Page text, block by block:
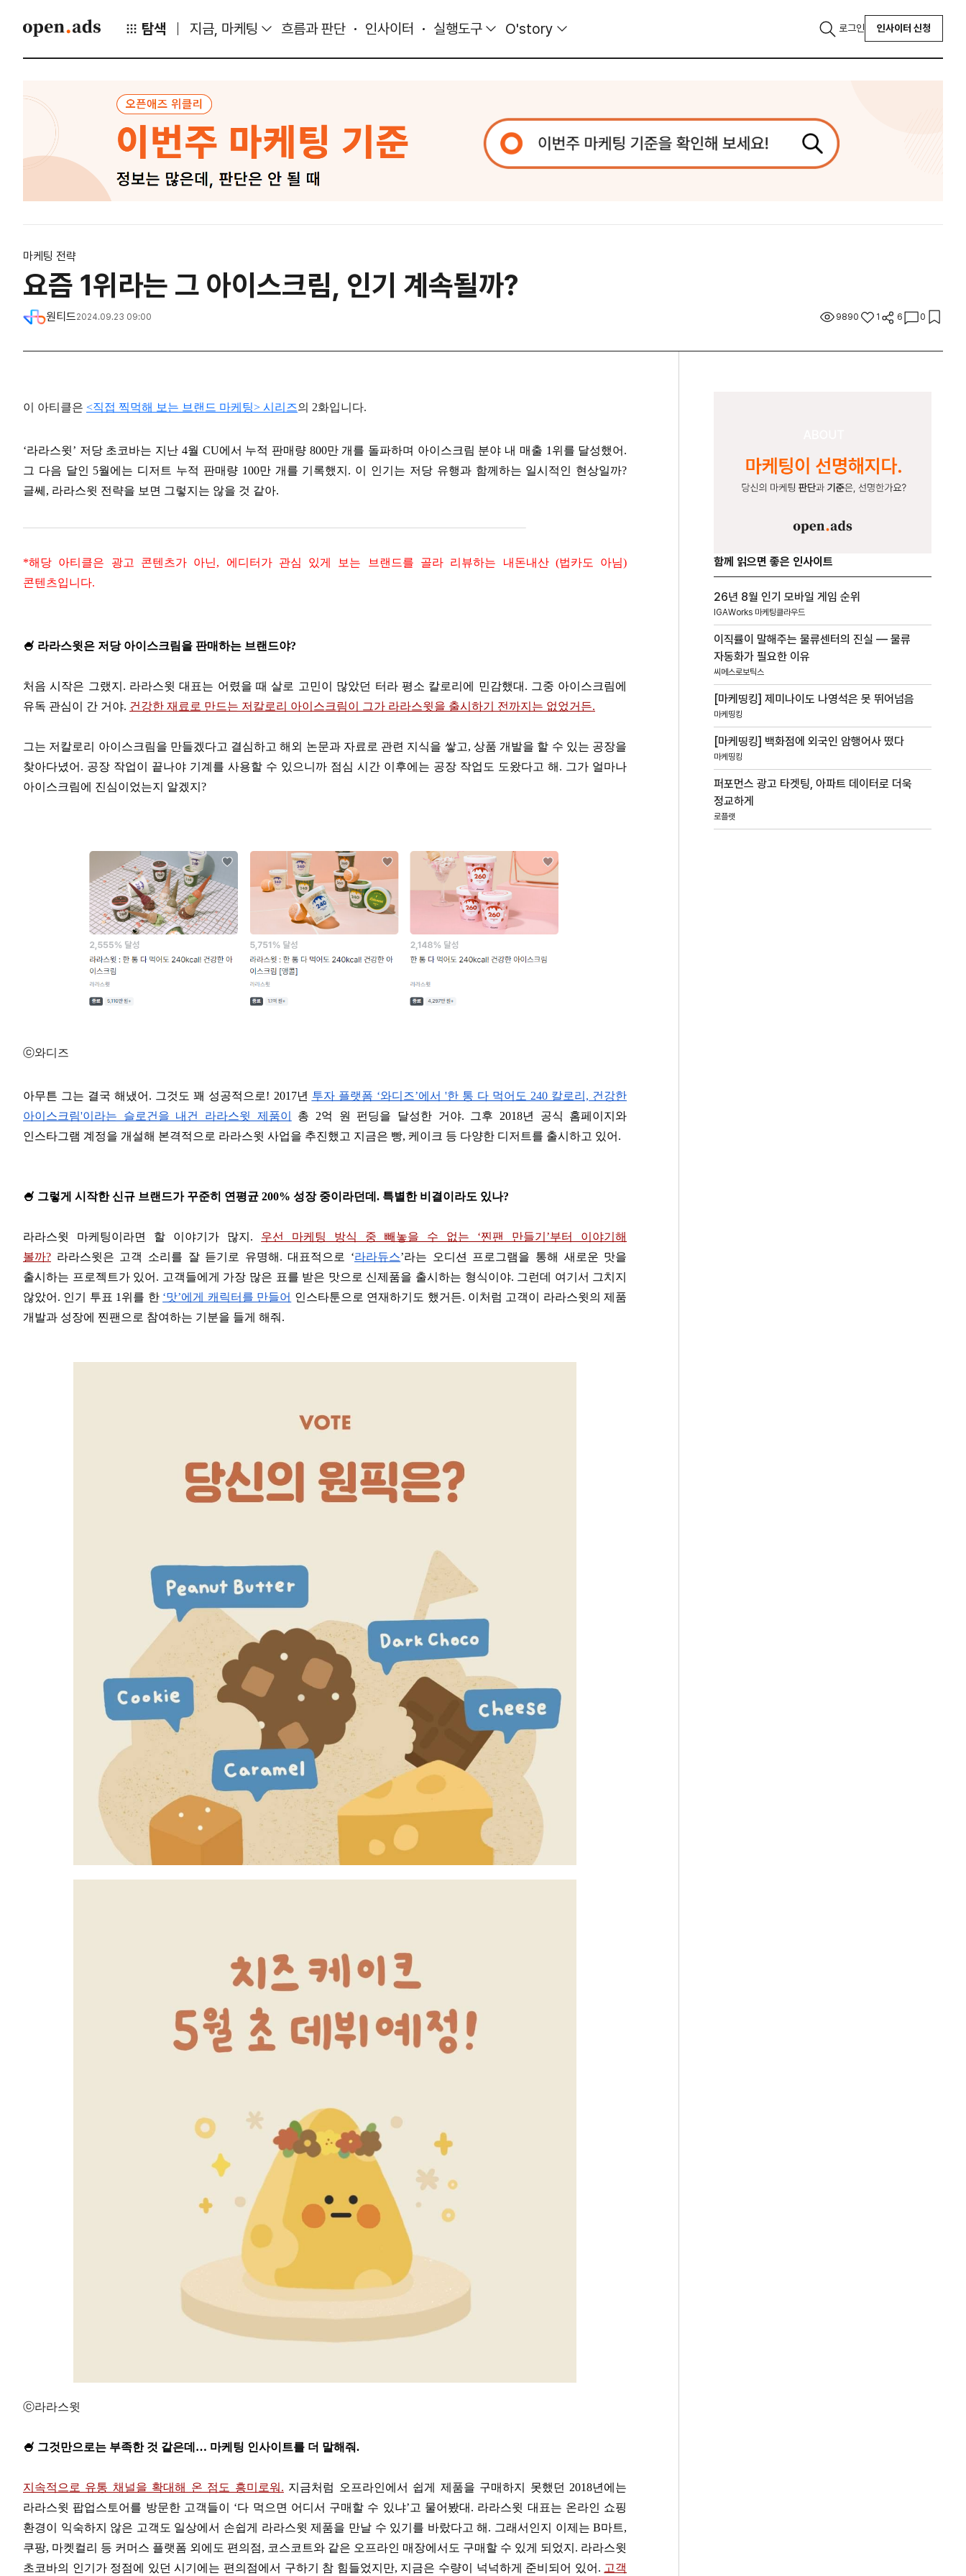
탐색 지금, 마케팅 흐름과 판단 인사이터 실행도구 O'story 로그인 인사이터 신청
마케팅 전략
요즘 1위라는 그 아이스크림, 인기 계속될까?
원티드2024.09.23 09:00 9890 1 6 0
이 아티클은 <직접 찍먹해 보는 브랜드 마케팅> 시리즈의 2화입니다.
‘라라스윗’ 저당 초코바는 지난 4월 CU에서 누적 판매량 800만 개를 돌파하며 아이스크림 분야 내 매출 1위를 달성했어.
그 다음 달인 5월에는 디저트 누적 판매량 100만 개를 기록했지. 이 인기는 저당 유행과 함께하는 일시적인 현상일까?
글쎄, 라라스윗 전략을 보면 그렇지는 않을 것 같아.
*해당 아티클은 광고 콘텐츠가 아닌, 에디터가 관심 있게 보는 브랜드를 골라 리뷰하는 내돈내산 (법카도 아님)
콘텐츠입니다.
🍧 라라스윗은 저당 아이스크림을 판매하는 브랜드야?
처음 시작은 그랬지. 라라스윗 대표는 어렸을 때 살로 고민이 많았던 터라 평소 칼로리에 민감했대. 그중 아이스크림에
유독 관심이 간 거야. 건강한 재료로 만드는 저칼로리 아이스크림이 그가 라라스윗을 출시하기 전까지는 없었거든.
그는 저칼로리 아이스크림을 만들겠다고 결심하고 해외 논문과 자료로 관련 지식을 쌓고, 상품 개발을 할 수 있는 공장을
찾아다녔어. 공장 작업이 끝나야 기계를 사용할 수 있으니까 점심 시간 이후에는 공장 작업도 도왔다고 해. 그가 얼마나
아이스크림에 진심이었는지 알겠지?
ⓒ와디즈
아무튼 그는 결국 해냈어. 그것도 꽤 성공적으로! 2017년 투자 플랫폼 ‘와디즈’에서 '한 통 다 먹어도 240 칼로리, 건강한
아이스크림'이라는 슬로건을 내건 라라스윗 제품이
총 2억 원 펀딩을 달성한 거야. 그후 2018년 공식 홈페이지와
인스타그램 계정을 개설해 본격적으로 라라스윗 사업을 추진했고 지금은 빵, 케이크 등 다양한 디저트를 출시하고 있어.
🍧 그렇게 시작한 신규 브랜드가 꾸준히 연평균 200% 성장 중이라던데. 특별한 비결이라도 있나?
라라스윗 마케팅이라면 할 이야기가 많지. 우선 마케팅 방식 중 빼놓을 수 없는 ‘찐팬 만들기’부터 이야기해
볼까? 라라스윗은 고객 소리를 잘 듣기로 유명해. 대표적으로 ‘라라듀스’라는 오디션 프로그램을 통해 새로운 맛을
출시하는 프로젝트가 있어. 고객들에게 가장 많은 표를 받은 맛으로 신제품을 출시하는 형식이야. 그런데 여기서 그치지
않았어. 인기 투표 1위를 한 ‘맛’에게 캐릭터를 만들어 인스타툰으로 연재하기도 했거든. 이처럼 고객이 라라스윗의 제품
개발과 성장에 찐팬으로 참여하는 기분을 들게 해줘.
ⓒ라라스윗
🍧 그것만으로는 부족한 것 같은데… 마케팅 인사이트를 더 말해줘.
지속적으로 유통 채널을 확대해 온 점도 흥미로워. 지금처럼 오프라인에서 쉽게 제품을 구매하지 못했던 2018년에는
라라스윗 팝업스토어를 방문한 고객들이 ‘다 먹으면 어디서 구매할 수 있냐’고 물어봤대. 라라스윗 대표는 온라인 쇼핑
환경이 익숙하지 않은 고객도 일상에서 손쉽게 라라스윗 제품을 만날 수 있기를 바랐다고 해. 그래서인지 이제는 B마트,
쿠팡, 마켓컬리 등 커머스 플랫폼 외에도 편의점, 코스코트와 같은 오프라인 매장에서도 구매할 수 있게 되었지. 라라스윗
초코바의 인기가 정점에 있던 시기에는 편의점에서 구하기 참 힘들었지만, 지금은 수량이 넉넉하게 준비되어 있어. 고객
함께 읽으면 좋은 인사이트
26년 8월 인기 모바일 게임 순위
IGAWorks 마케팅클라우드
이직률이 말해주는 물류센터의 진실 — 물류
자동화가 필요한 이유
씨메스로보틱스
[마케띵킹] 제미나이도 나영석은 못 뛰어넘음
마케띵킹
[마케띵킹] 백화점에 외국인 암행어사 떴다
마케띵킹
퍼포먼스 광고 타겟팅, 아파트 데이터로 더욱
정교하게
로플랫